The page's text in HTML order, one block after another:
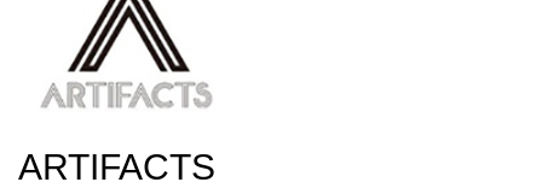
ARTIFACTS